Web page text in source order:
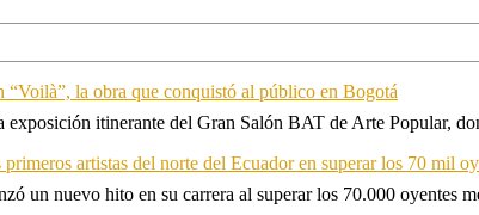
la obra que conquistó al público en Bogotá
itinerante del Gran Salón BAT de Arte Popular,
artistas del norte del Ecuador en superar los 70 mil
un nuevo hito en su carrera al superar los 70.000 oyentes